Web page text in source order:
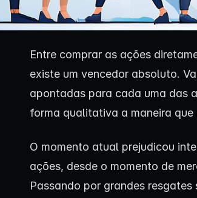
Entre comprar as ações
existe um vencedor absoluto.
apontadas para cada uma das
forma qualitativa a maneira que
O momento atual prejudicou
ações, desde o momento de
Passando por grandes